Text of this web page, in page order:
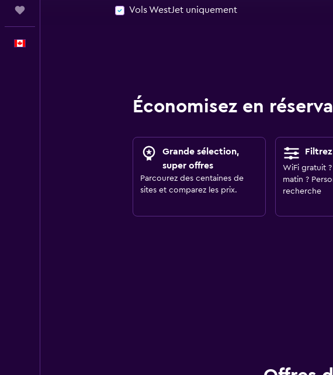
Vols WestJet uniquement
Économisez en
Grande sélection,
super offres
Parcourez des centaines de
sites et comparez les prix.
WiFi gratuit
matin ?
recherche